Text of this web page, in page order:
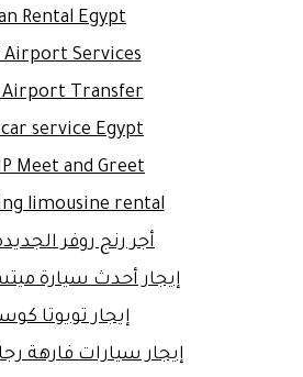
Rental Egypt
Airport Services
Airport Transfer
car service Egypt
Meet and Greet.
limousine rental
أجر رنج روفر
إيجار أحدث سيارة
إيجار تويوتا
إيجار سيارات فارهة